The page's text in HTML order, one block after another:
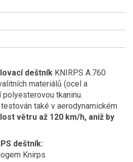
deštník KNIRPS A.760
materiálů (ocel a
tkaninu.
také v aerodynamickém
větru až 120 km/h, aniž by
deštník:
Knirps